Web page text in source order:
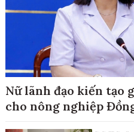
Nữ lãnh đạo kiến tạo
cho nông nghiệp